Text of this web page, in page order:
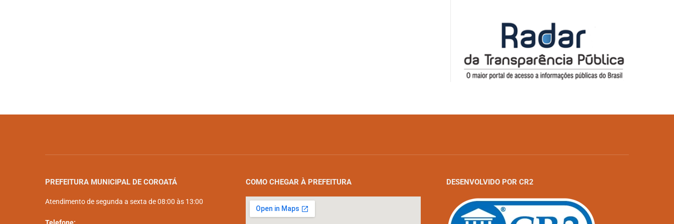
PREFEITURA MUNICIPAL DE COROATÁ
Atendimento de segunda a sexta de 08:00 às 13:00
COMO CHEGAR À PREFEITURA DESENVOLVIDO POR CR2